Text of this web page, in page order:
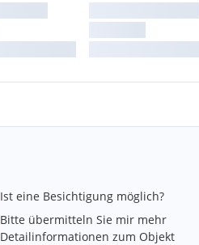
Ist eine Besichtigung möglich?
Bitte übermitteln Sie mir mehr
Detailinformationen zum Objekt